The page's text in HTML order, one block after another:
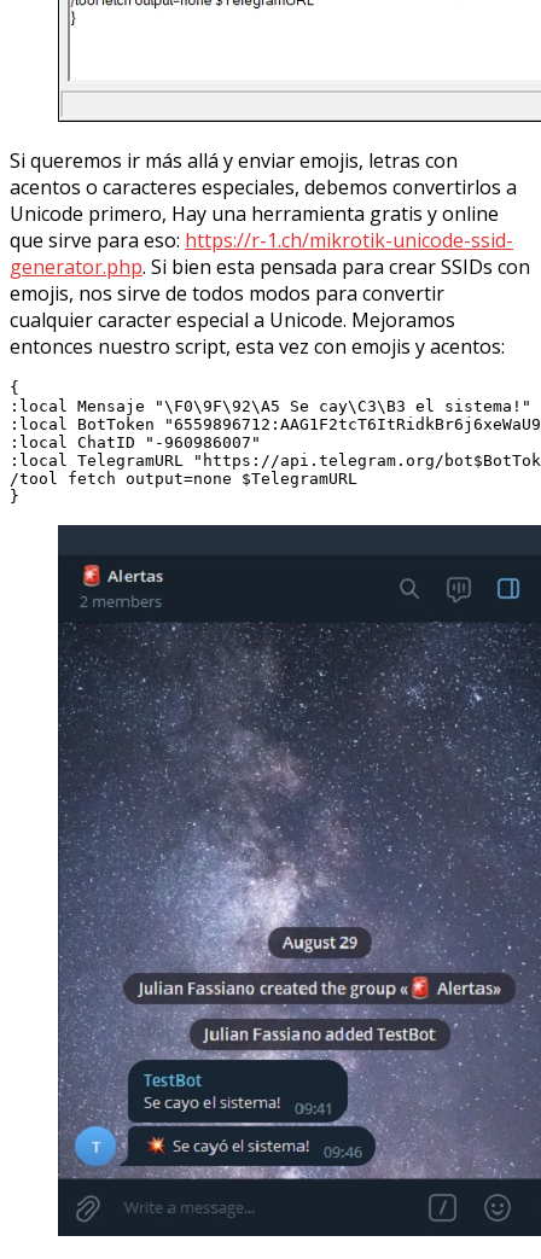
Si queremos ir más allá y enviar emojis, letras con
acentos o caracteres especiales, debemos convertirlos a
Unicode primero, Hay una herramienta gratis y online
que sirve para eso: https://r-1.ch/mikrotik-unicode-ssid-
generator.php. Si bien esta pensada para crear SSIDs con
emojis, nos sirve de todos modos para convertir
cualquier caracter especial a Unicode. Mejoramos
entonces nuestro script, esta vez con emojis y acentos:
{
:local Mensaje "\F0\9F\92\A5 Se cay\C3\B3 el sistema!"
:local BotToken
:local ChatID "-960986007"
:local TelegramURL "https://api.telegram.org/
/tool fetch output=none $TelegramURL
}